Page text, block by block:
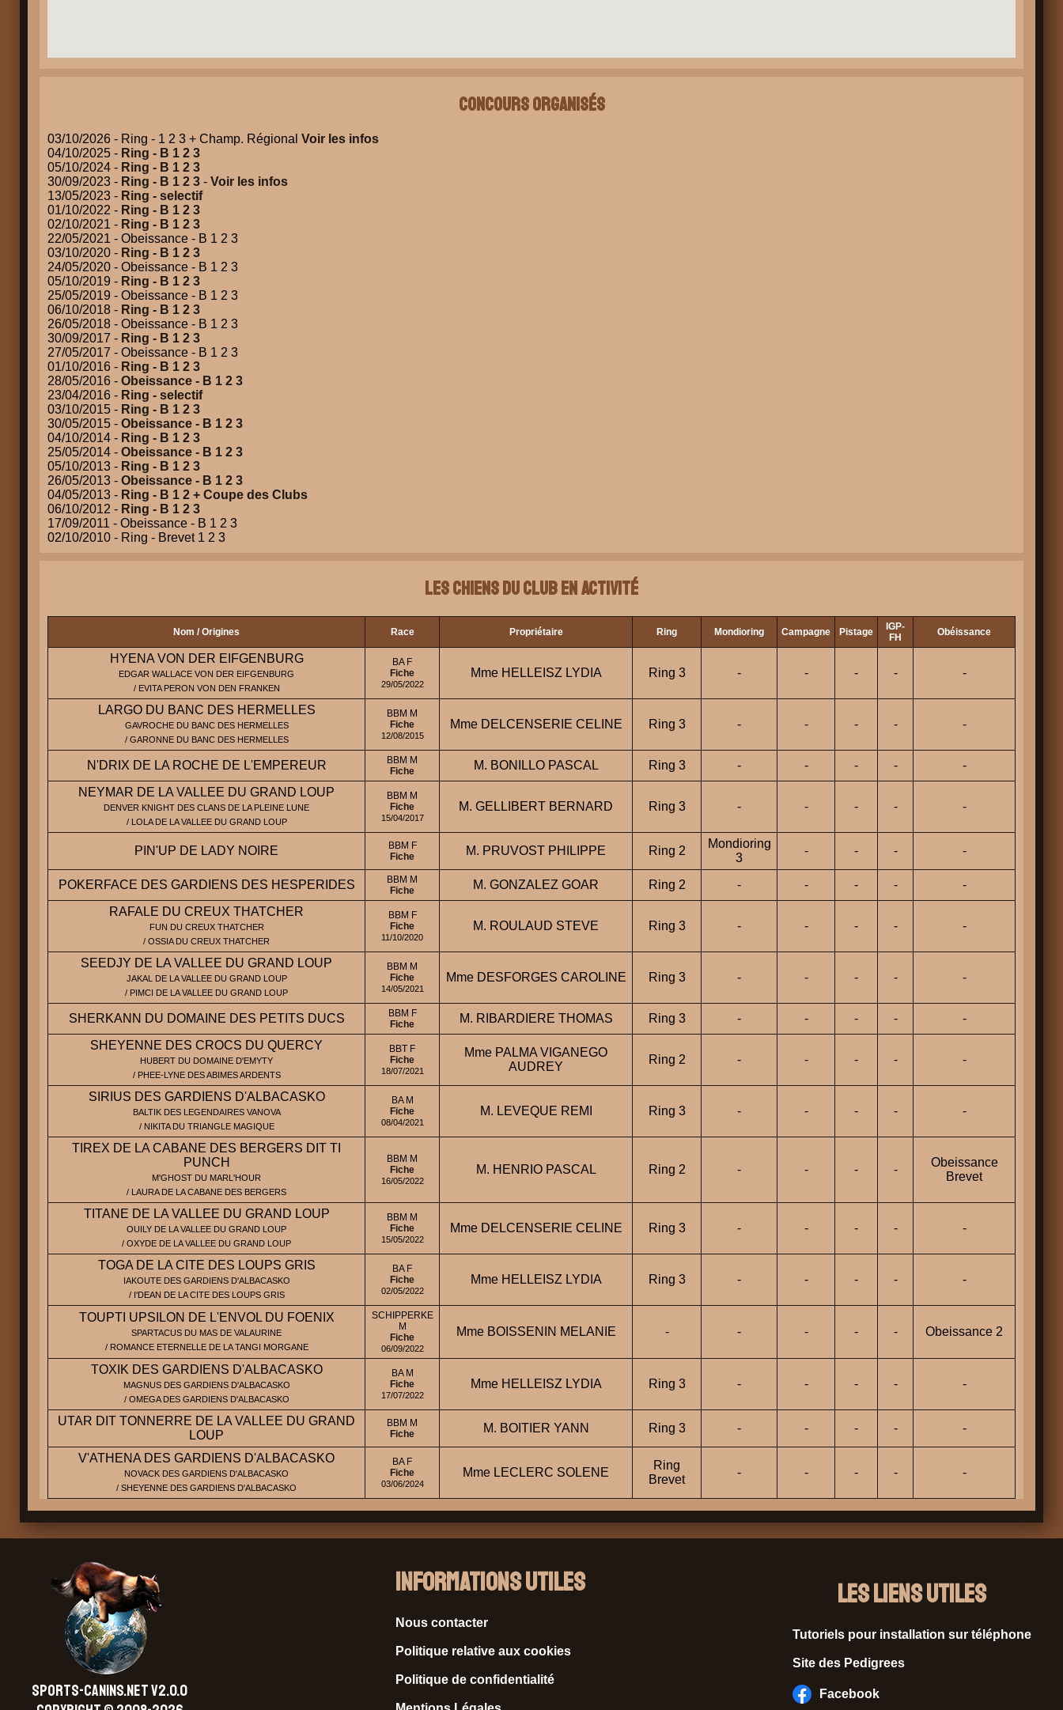
Concours organisés
03/10/2026 - Ring - 1 2 3 + Champ. Régional Voir les infos
04/10/2025 - Ring - B 1 2 3
05/10/2024 - Ring - B 1 2 3
30/09/2023 - Ring - B 1 2 3 - Voir les infos
13/05/2023 - Ring - selectif
01/10/2022 - Ring - B 1 2 3
02/10/2021 - Ring - B 1 2 3
22/05/2021 - Obeissance - B 1 2 3
03/10/2020 - Ring - B 1 2 3
24/05/2020 - Obeissance - B 1 2 3
05/10/2019 - Ring - B 1 2 3
25/05/2019 - Obeissance - B 1 2 3
06/10/2018 - Ring - B 1 2 3
26/05/2018 - Obeissance - B 1 2 3
30/09/2017 - Ring - B 1 2 3
27/05/2017 - Obeissance - B 1 2 3
01/10/2016 - Ring - B 1 2 3
28/05/2016 - Obeissance - B 1 2 3
23/04/2016 - Ring - selectif
03/10/2015 - Ring - B 1 2 3
30/05/2015 - Obeissance - B 1 2 3
04/10/2014 - Ring - B 1 2 3
25/05/2014 - Obeissance - B 1 2 3
05/10/2013 - Ring - B 1 2 3
26/05/2013 - Obeissance - B 1 2 3
04/05/2013 - Ring - B 1 2 + Coupe des Clubs
06/10/2012 - Ring - B 1 2 3
17/09/2011 - Obeissance - B 1 2 3
02/10/2010 - Ring - Brevet 1 2 3
Les chiens du club en activité
Nom / Origines Race Propriétaire Ring Mondioring Campagne Pistage
IGP-
FH
Obéissance
HYENA VON DER EIFGENBURG
EDGAR WALLACE VON DER EIFGENBURG
/ EVITA PERON VON DEN FRANKEN
BA F
Fiche
29/05/2022
Mme HELLEISZ LYDIA Ring 3 - - - - -
LARGO DU BANC DES HERMELLES
GAVROCHE DU BANC DES HERMELLES
/ GARONNE DU BANC DES HERMELLES
BBM M
Fiche
12/08/2015
Mme DELCENSERIE CELINE Ring 3 - - - - -
N'DRIX DE LA ROCHE DE L'EMPEREUR
BBM M
Fiche
M. BONILLO PASCAL Ring 3 - - - -
-
NEYMAR DE LA VALLEE DU GRAND LOUP
DENVER KNIGHT DES CLANS DE LA PLEINE LUNE
/ LOLA DE LA VALLEE DU GRAND LOUP
BBM M
Fiche
15/04/2017
M. GELLIBERT BERNARD Ring 3 - - - - -
PIN'UP DE LADY NOIRE
BBM F
Fiche
M. PRUVOST PHILIPPE Ring 2
Mondioring
3
- - - -
POKERFACE DES GARDIENS DES HESPERIDES
BBM M
Fiche
M. GONZALEZ GOAR Ring 2 - - - -
-
RAFALE DU CREUX THATCHER
FUN DU CREUX THATCHER
/ OSSIA DU CREUX THATCHER
BBM F
Fiche
11/10/2020
M. ROULAUD STEVE Ring 3 - - - - -
SEEDJY DE LA VALLEE DU GRAND LOUP
JAKAL DE LA VALLEE DU GRAND LOUP
/ PIMCI DE LA VALLEE DU GRAND LOUP
BBM M
Fiche
14/05/2021
Mme DESFORGES CAROLINE Ring 3 - - - - -
SHERKANN DU DOMAINE DES PETITS DUCS
BBM F
Fiche
M. RIBARDIERE THOMAS Ring 3 - - - -
-
SHEYENNE DES CROCS DU QUERCY
HUBERT DU DOMAINE D'EMYTY
/ PHEE-LYNE DES ABIMES ARDENTS
BBT F
Fiche
18/07/2021
Mme PALMA VIGANEGO
AUDREY
Ring 2 - - - - -
SIRIUS DES GARDIENS D'ALBACASKO
BALTIK DES LEGENDAIRES VANOVA
/ NIKITA DU TRIANGLE MAGIQUE
BA M
Fiche
08/04/2021
M. LEVEQUE REMI Ring 3 - - - - -
TIREX DE LA CABANE DES BERGERS DIT TI
PUNCH
M'GHOST DU MARL'HOUR
/ LAURA DE LA CABANE DES BERGERS
BBM M
Fiche
16/05/2022
M. HENRIO PASCAL Ring 2 - - - -
Obeissance
Brevet
TITANE DE LA VALLEE DU GRAND LOUP
OUILY DE LA VALLEE DU GRAND LOUP
/ OXYDE DE LA VALLEE DU GRAND LOUP
BBM M
Fiche
15/05/2022
Mme DELCENSERIE CELINE Ring 3 - - - - -
TOGA DE LA CITE DES LOUPS GRIS
IAKOUTE DES GARDIENS D'ALBACASKO
/ I'DEAN DE LA CITE DES LOUPS GRIS
BA F
Fiche
02/05/2022
Mme HELLEISZ LYDIA Ring 3 - - - - -
TOUPTI UPSILON DE L'ENVOL DU FOENIX
SPARTACUS DU MAS DE VALAURINE
/ ROMANCE ETERNELLE DE LA TANGI MORGANE
SCHIPPERKE
M
Fiche
06/09/2022
Mme BOISSENIN MELANIE - - - - - Obeissance 2
TOXIK DES GARDIENS D'ALBACASKO
MAGNUS DES GARDIENS D'ALBACASKO
/ OMEGA DES GARDIENS D'ALBACASKO
BA M
Fiche
17/07/2022
Mme HELLEISZ LYDIA Ring 3 - - - - -
UTAR DIT TONNERRE DE LA VALLEE DU GRAND
LOUP
BBM M
Fiche
M. BOITIER YANN Ring 3 - - - - -
V'ATHENA DES GARDIENS D'ALBACASKO
NOVACK DES GARDIENS D'ALBACASKO
/ SHEYENNE DES GARDIENS D'ALBACASKO
BA F
Fiche
03/06/2024
Mme LECLERC SOLENE
Ring
Brevet
- - - - -
SPORTS-CANINS.NET V2.0.0
Informations Utiles
Nous contacter
Politique relative aux cookies
Politique de confidentialité
Les liens utiles
Tutoriels pour installation sur téléphone
Site des Pedigrees
Facebook